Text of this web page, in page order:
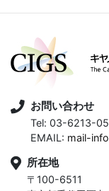
お問い合わせ
Tel: 03-6213-
EMAIL: mail-
所在地
〒100-6511